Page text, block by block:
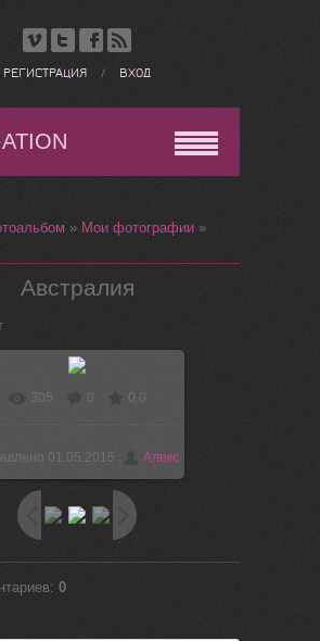
РЕГИСТРАЦИЯ / ВХОД
» Мои фотографии »
Австралия
305 0 0.0
01.05.2015 Алекс
: 0